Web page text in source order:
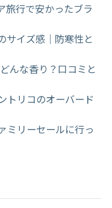
旅行で安かったブラ
サイズ感｜防寒性と
んな香り？口コミと
トリコのオーバード
ミリーセールに行っ